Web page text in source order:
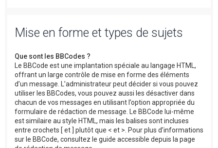
Mise en forme et types de sujets
Que sont les BBCodes ?
Le BBCode est une implantation spéciale au langage HTML,
offrant un large contrôle de mise en forme des éléments
d’un message. L’administrateur peut décider si vous pouvez
utiliser les BBCodes, vous pouvez aussi les désactiver dans
chacun de vos messages en utilisant l’option appropriée du
formulaire de rédaction de message. Le BBCode lui-même
est similaire au style HTML, mais les balises sont incluses
entre crochets [ et ] plutôt que < et >. Pour plus d’informations
sur le BBCode, consultez le guide accessible depuis la page